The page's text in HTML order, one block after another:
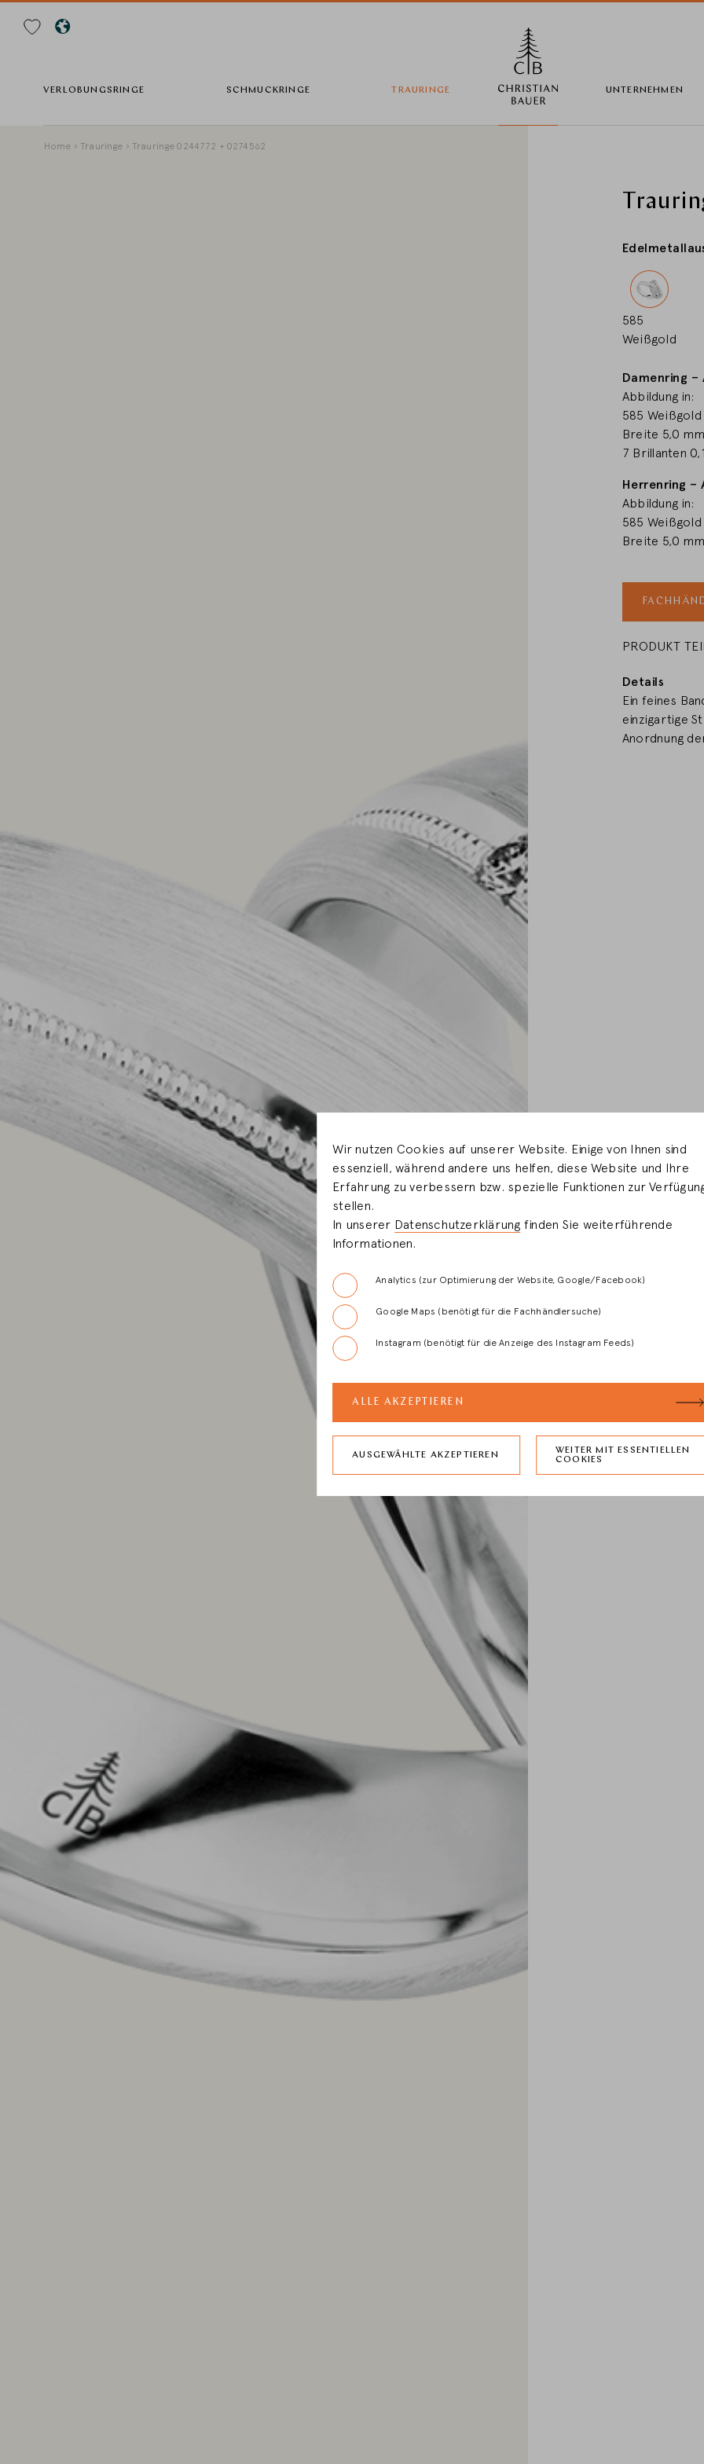
VERLOBUNGSRINGE SCHMUCKRINGE TRAURINGE UNTERNEHMEN
Pfadnavigation
Home Trauringe Trauringe 0244772 + 0274562
585
Weißgold
Damenring
Abbildung in:
585 Weißgold
Breite 5,0
7 Brillanten
Herrenring –
Abbildung in:
585 Weißgold
Breite 5,0
PRODUKT
Details
Ein feines
einzigartige
Anordnung
Land wechseln
Wir nutzen Cookies auf unserer Website. Einige von Ihnen sind
essenziell, während andere uns helfen, diese Website und Ihre
Erfahrung zu verbessern bzw. spezielle Funktionen zur
stellen.
In unserer Datenschutzerklärung finden Sie weiterführende
Informationen.
Analytics (zur Optimierung der Website, Google/Facebook)
Google Maps (benötigt für die Fachhändlersuche)
Instagram (benötigt für die Anzeige des Instagram Feeds)
ALLE AKZEPTIEREN
AUSGEWÄHLTE AKZEPTIEREN
WEITER MIT ESSENTIELLEN
COOKIES